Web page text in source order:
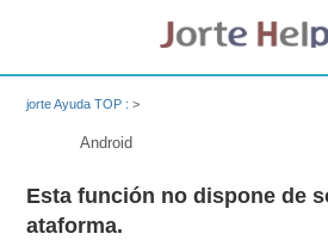
jorte Ayuda TOP :>
Android
Esta función no dispone de
ataforma.